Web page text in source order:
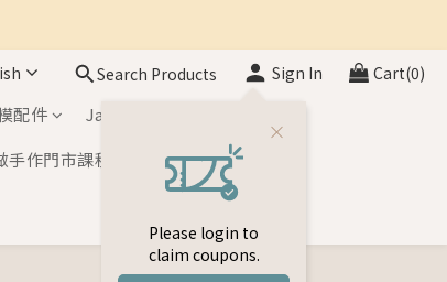
Search Products Sign In
Please login to
claim coupons.
Cart(0)
配件
Japan Inks
作門市課程